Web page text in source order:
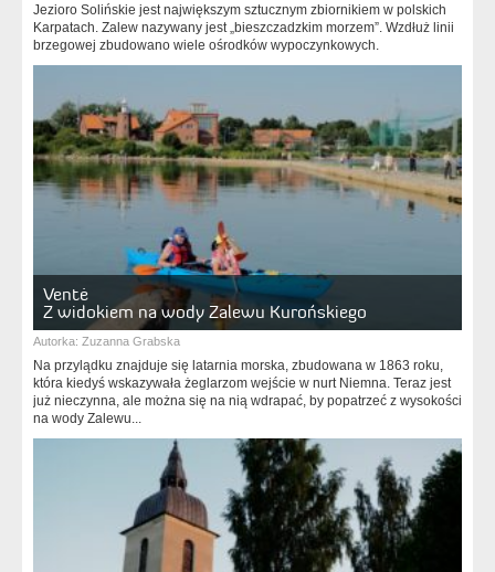
Jezioro Solińskie jest największym sztucznym zbiornikiem w polskich
Karpatach. Zalew nazywany jest „bieszczadzkim morzem”. Wzdłuż linii
brzegowej zbudowano wiele ośrodków wypoczynkowych.
Ventė
Z widokiem na wody Zalewu Kurońskiego
Autorka: Zuzanna Grabska
Na przylądku znajduje się latarnia morska, zbudowana w 1863 roku,
która kiedyś wskazywała żeglarzom wejście w nurt Niemna. Teraz jest
już nieczynna, ale można się na nią wdrapać, by popatrzeć z wysokości
na wody Zalewu...